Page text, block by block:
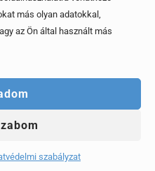
más olyan adatokkal,
az Ön által használt más
szabályzat